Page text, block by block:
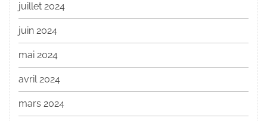
juillet 2024
juin 2024
mai 2024
avril 2024
mars 2024